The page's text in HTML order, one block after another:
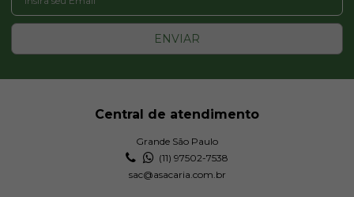
ENVIAR
Central de atendimento
Grande São Paulo
(11) 97502-7538
sac@asacaria.com.br